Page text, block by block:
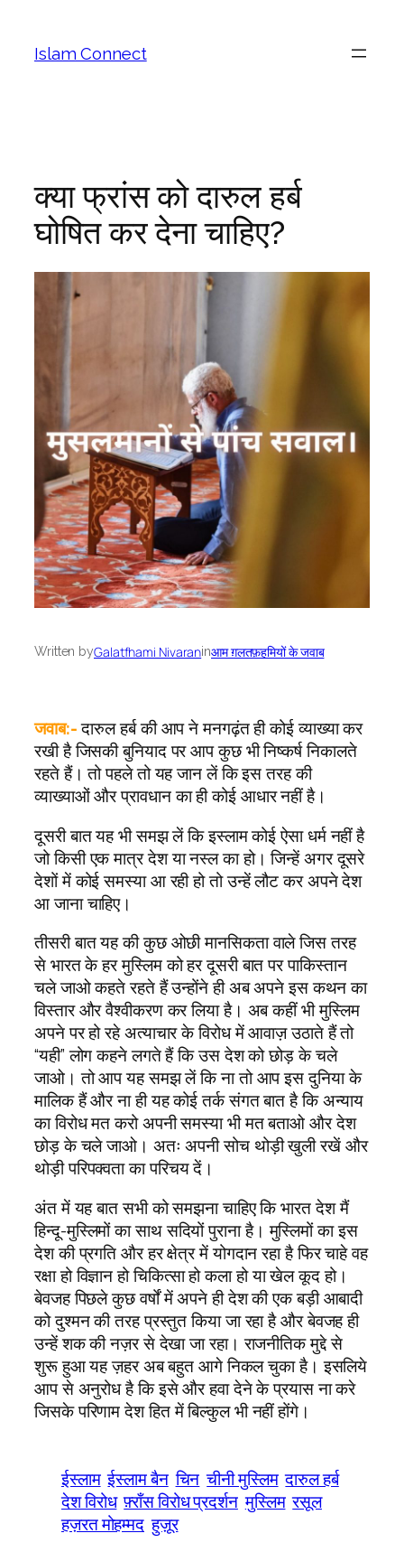
Islam Connect
क्या फ्रांस को दारुल हर्ब
घोषित कर देना चाहिए?
Written byGalatfhami Nivaraninआम ग़लतफ़हमियों के जवाब
जवाब:- दारुल हर्ब की आप ने मनगढ़ंत ही कोई व्याख्या कर
रखी है जिसकी बुनियाद पर आप कुछ भी निष्कर्ष निकालते
रहते हैं। तो पहले तो यह जान लें कि इस तरह की
व्याख्याओं और प्रावधान का ही कोई आधार नहीं है।
दूसरी बात यह भी समझ लें कि इस्लाम कोई ऐसा धर्म नहीं है
जो किसी एक मात्र देश या नस्ल का हो। जिन्हें अगर दूसरे
देशों में कोई समस्या आ रही हो तो उन्हें लौट कर अपने देश
आ जाना चाहिए।
तीसरी बात यह की कुछ ओछी मानसिकता वाले जिस तरह
से भारत के हर मुस्लिम को हर दूसरी बात पर पाकिस्तान
चले जाओ कहते रहते हैं उन्होंने ही अब अपने इस कथन का
विस्तार और वैश्वीकरण कर लिया है। अब कहीं भी मुस्लिम
अपने पर हो रहे अत्याचार के विरोध में आवाज़ उठाते हैं तो
“यही” लोग कहने लगते हैं कि उस देश को छोड़ के चले
जाओ। तो आप यह समझ लें कि ना तो आप इस दुनिया के
मालिक हैं और ना ही यह कोई तर्क संगत बात है कि अन्याय
का विरोध मत करो अपनी समस्या भी मत बताओ और देश
छोड़ के चले जाओ। अतः अपनी सोच थोड़ी खुली रखें और
थोड़ी परिपक्वता का परिचय दें।
अंत में यह बात सभी को समझना चाहिए कि भारत देश मैं
हिन्दू-मुस्लिमों का साथ सदियों पुराना है। मुस्लिमों का इस
देश की प्रगति और हर क्षेत्र में योगदान रहा है फिर चाहे वह
रक्षा हो विज्ञान हो चिकित्सा हो कला हो या खेल कूद हो।
बेवजह पिछले कुछ वर्षों में अपने ही देश की एक बड़ी आबादी
को दुश्मन की तरह प्रस्तुत किया जा रहा है और बेवजह ही
उन्हें शक की नज़र से देखा जा रहा। राजनीतिक मुद्दे से
शुरू हुआ यह ज़हर अब बहुत आगे निकल चुका है। इसलिये
आप से अनुरोध है कि इसे और हवा देने के प्रयास ना करे
जिसके परिणाम देश हित में बिल्कुल भी नहीं होंगे।
ईस्लाम ईस्लाम बैन चिन चीनी मुस्लिम दारुल हर्ब
देश विरोध फ़्राँस विरोध प्रदर्शन मुस्लिम रसूल
हज़रत मोहम्मद हुज़ूर